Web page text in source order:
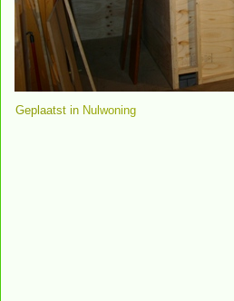
Geplaatst in Nulwoning